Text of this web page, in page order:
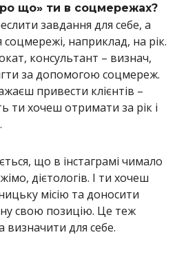
що» ти в соцмережах?
завдання для себе, а
наприклад, на рік.
консультант – визнач,
за допомогою соцмереж.
привести клієнтів –
ти хочеш отримати за рік і
що в інстаграмі чимало
дієтологів. І ти хочеш
місію та доносити
свою позицію. Це теж
визначити для себе.